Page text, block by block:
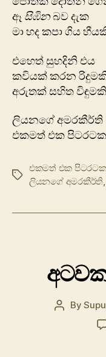
ඈ සිඹිනබව දැක
මා හද කපා ගිය
එහෙත් සුහදිනි එය
කවියක් කරන
අරුතක් සහිත විඳුමකි
ලියනගේ අමරකීර්ති
එකමත් එක පිටරටක
Tags
එකමත් එක පිටරටක
ලියනගේ අමරකීර්ති,
PostBy